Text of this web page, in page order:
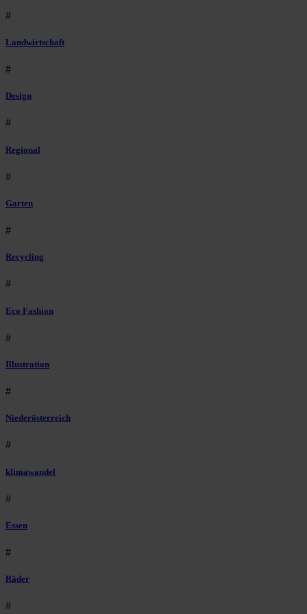
#
Landwirtschaft
#
Design
#
Regional
#
Garten
#
Recycling
#
Eco Fashion
#
Illustration
#
Niederösterreich
#
klimawandel
#
Essen
#
Räder
#